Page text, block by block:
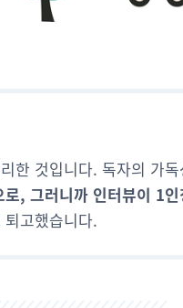
한 것입니다. 독자의 가
, 그러니까 인터뷰이 1
고했습니다.